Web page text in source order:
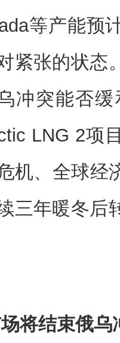
等产能预
紧张的状态
冲突能否
LNG 2
机、全球经
三年暖冬后
将结束俄乌